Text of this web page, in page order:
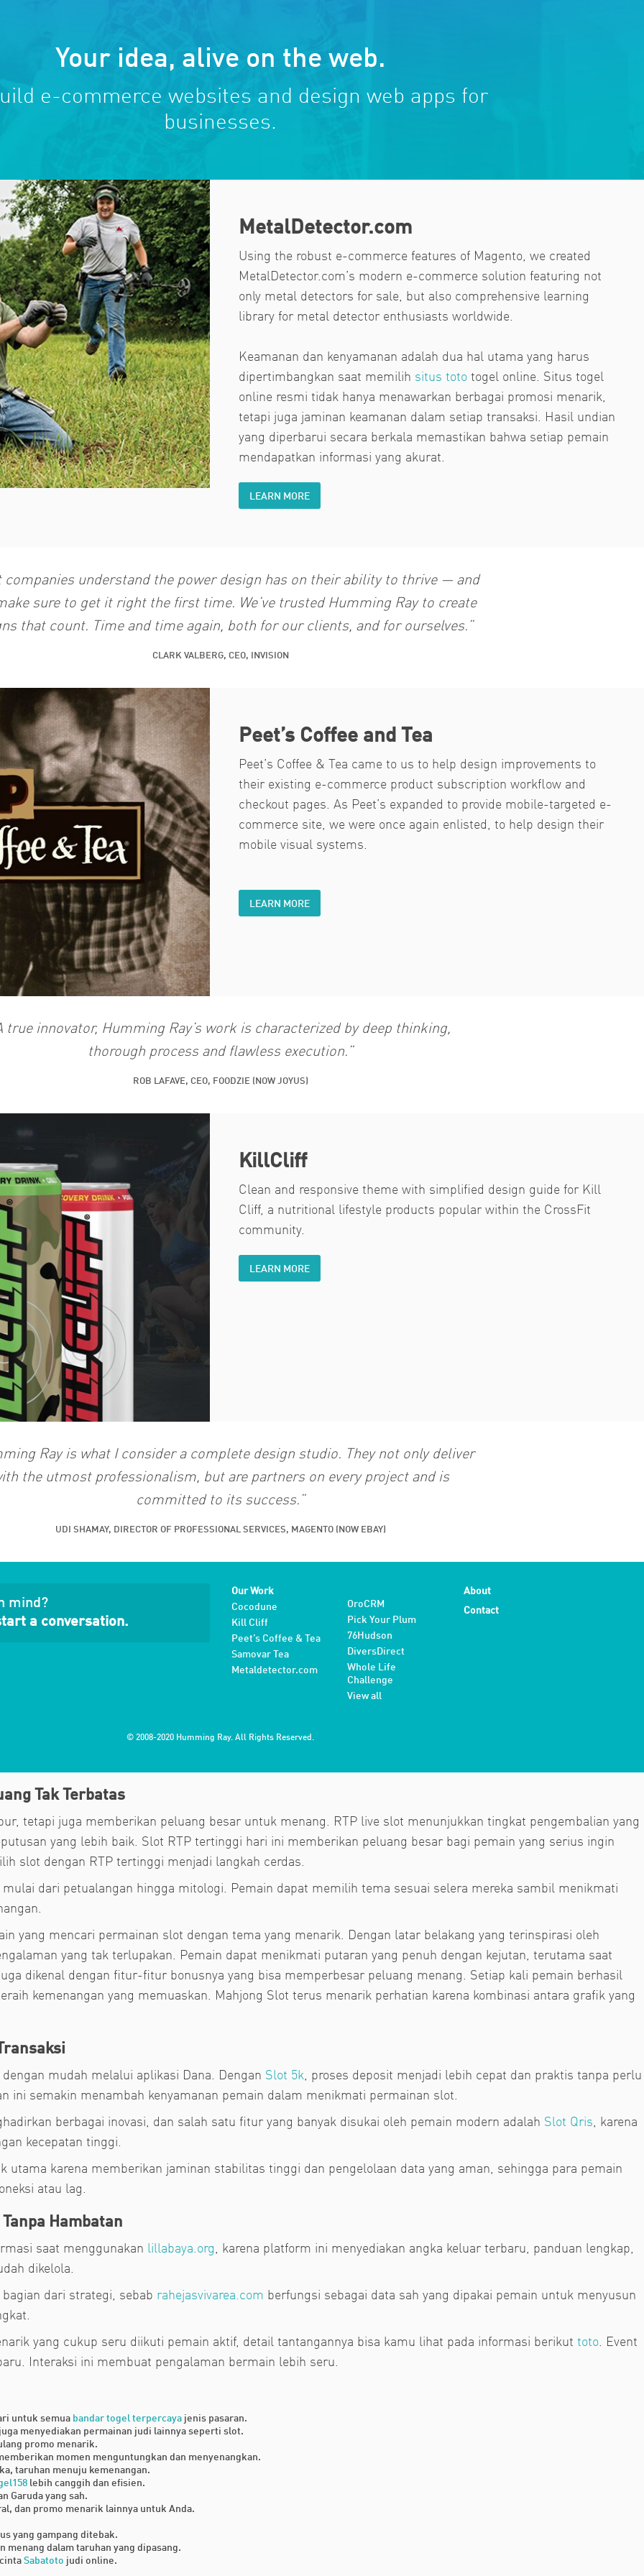
Your idea, alive on the web.
e-commerce websites and design web apps for
businesses.
MetalDetector.com
Using the robust e-commerce features of Magento, we created
MetalDetector.com’s modern e-commerce solution featuring not
only metal detectors for sale, but also comprehensive learning
library for metal detector enthusiasts worldwide.
Keamanan dan kenyamanan adalah dua hal utama yang harus
dipertimbangkan saat memilih situs tototogel online. Situs togel
online resmi tidak hanya menawarkan berbagai promosi menarik,
tetapi juga jaminan keamanan dalam setiap transaksi. Hasil undian
yang diperbarui secara berkala memastikan bahwa setiap pemain
mendapatkan informasi yang akurat.
LEARN MORE
companies understand the power design has on their ability to thrive — and
sure to get it right the first time. We’ve trusted Humming Ray to create
that count. Time and time again, both for our clients, and for ourselves.”
CLARK VALBERG, CEO, INVISION
Peet’s Coffee and Tea
Peet’s Coffee & Tea came to us to help design improvements to
their existing e-commerce product subscription workflow and
checkout pages. As Peet’s expanded to provide mobile-targeted e-
commerce site, we were once again enlisted, to help design their
mobile visual systems.
LEARN MORE
true innovator, Humming Ray’s work is characterized by deep thinking,
thorough process and flawless execution.”
ROB LAFAVE, CEO, FOODZIE (NOW JOYUS)
KillCliff
Clean and responsive theme with simplified design guide for Kill
Cliff, a nutritional lifestyle products popular within the CrossFit
community.
LEARN MORE
Ray is what I consider a complete design studio. They not only deliver
the utmost professionalism, but are partners on every project and is
committed to its success.”
UDI SHAMAY, DIRECTOR OF PROFESSIONAL SERVICES, MAGENTO (NOW EBAY)
mind?
a conversation.
Our Work
Cocodune
Kill Cliff
Peet’s Coffee & Tea
Samovar Tea
Metaldetector.com
OroCRM
Pick Your Plum
76Hudson
DiversDirect
Whole Life
Challenge
View all
About
Contact
© 2008-2020 Humming Ray. All Rights Reserved.
Tak Terbatas
tetapi juga memberikan peluang besar untuk menang. RTP live slot menunjukkan tingkat pengembalian yang
yang lebih baik. Slot RTP tertinggi hari ini memberikan peluang besar bagi pemain yang serius ingin
slot dengan RTP tertinggi menjadi langkah cerdas.
dari petualangan hingga mitologi. Pemain dapat memilih tema sesuai selera mereka sambil menikmati
yang mencari permainan slot dengan tema yang menarik. Dengan latar belakang yang terinspirasi oleh
yang tak terlupakan. Pemain dapat menikmati putaran yang penuh dengan kejutan, terutama saat
dikenal dengan fitur-fitur bonusnya yang bisa memperbesar peluang menang. Setiap kali pemain berhasil
kemenangan yang memuaskan. Mahjong Slot terus menarik perhatian karena kombinasi antara grafik yang
mudah melalui aplikasi Dana. Dengan Slot 5k, proses deposit menjadi lebih cepat dan praktis tanpa perlu
ini semakin menambah kenyamanan pemain dalam menikmati permainan slot.
berbagai inovasi, dan salah satu fitur yang banyak disukai oleh pemain modern adalah Slot Qris, karena
kecepatan tinggi.
utama karena memberikan jaminan stabilitas tinggi dan pengelolaan data yang aman, sehingga para pemain
atau lag.
Hambatan
saat menggunakan lillabaya.org, karena platform ini menyediakan angka keluar terbaru, panduan lengkap,
dikelola.
dari strategi, sebab rahejasvivarea.com berfungsi sebagai data sah yang dipakai pemain untuk menyusun
yang cukup seru diikuti pemain aktif, detail tantangannya bisa kamu lihat pada informasi berikut toto. Event
Interaksi ini membuat pengalaman bermain lebih seru.
untuk semua bandar togel terpercaya jenis pasaran.
menyediakan permainan judi lainnya seperti slot.
promo menarik.
momen menguntungkan dan menyenangkan.
taruhan menuju kemenangan.
lebih canggih dan efisien.
Garuda yang sah.
dan promo menarik lainnya untuk Anda.
yang gampang ditebak.
menang dalam taruhan yang dipasang.
Sabatoto judi online.